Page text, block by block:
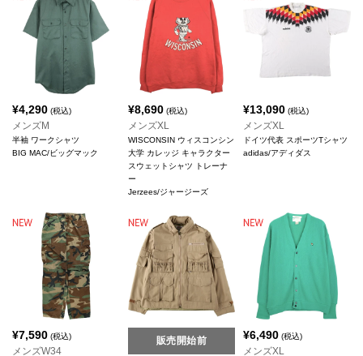
¥4,290 (税込)
メンズM
半袖 ワークシャツ
BIG MAC/ビッグマック
¥8,690(税込)
メンズXL
WISCONSIN ウィスコンシン
大学 カレッジ キャラクター
スウェットシャツ トレーナ
ー
Jerzees/ジャージーズ
¥13,090 (税込)
メンズXL
ドイツ代表 スポーツTシャツ
adidas/アディダス
¥7,590 (税込)
メンズW34
販売開始前 ¥6,490 (税込)
メンズXL